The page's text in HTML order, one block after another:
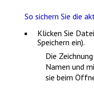
So sichern Sie die
Klicken Sie
Speichern ein).
Die
Namen und
sie beim